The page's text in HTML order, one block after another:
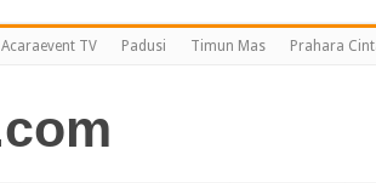
Acaraevent TV Padusi Timun Mas Prahara